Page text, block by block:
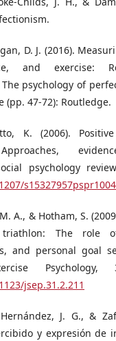
D. J. (2016).
and exercise:
psychology of
(pp. 47-72): Routledge.
K. (2006).
psychology
A., & Hotham, S.
The role
and personal goal
Psychology,
jsep.31.2.211
J. G., &
y expresión de